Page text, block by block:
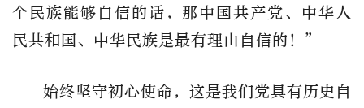
个民族能够自信的话，那中国共产党、中华人
民共和国、中华民族是最有理由自信的！”
始终坚守初心使命，这是我们党具有历史自